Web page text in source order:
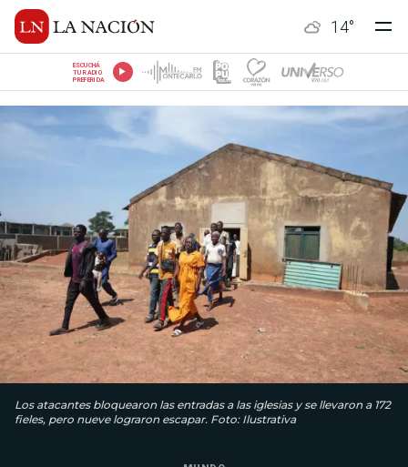
14°
ESCUCHÁ
TU RADIO
PREFERIDA
Los atacantes bloquearon las entradas a las iglesias y se llevaron a 172
fieles, pero nueve lograron escapar. Foto: Ilustrativa